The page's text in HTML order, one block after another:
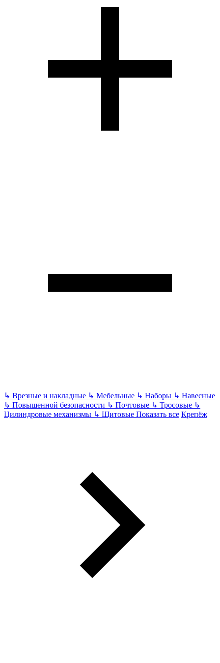
↳ Врезные и накладные ↳ Мебельные ↳ Наборы ↳ Навесные
↳ Повышенной безопасности ↳ Почтовые ↳ Тросовые ↳
Цилиндровые механизмы ↳ Щитовые Показать все Крепёж